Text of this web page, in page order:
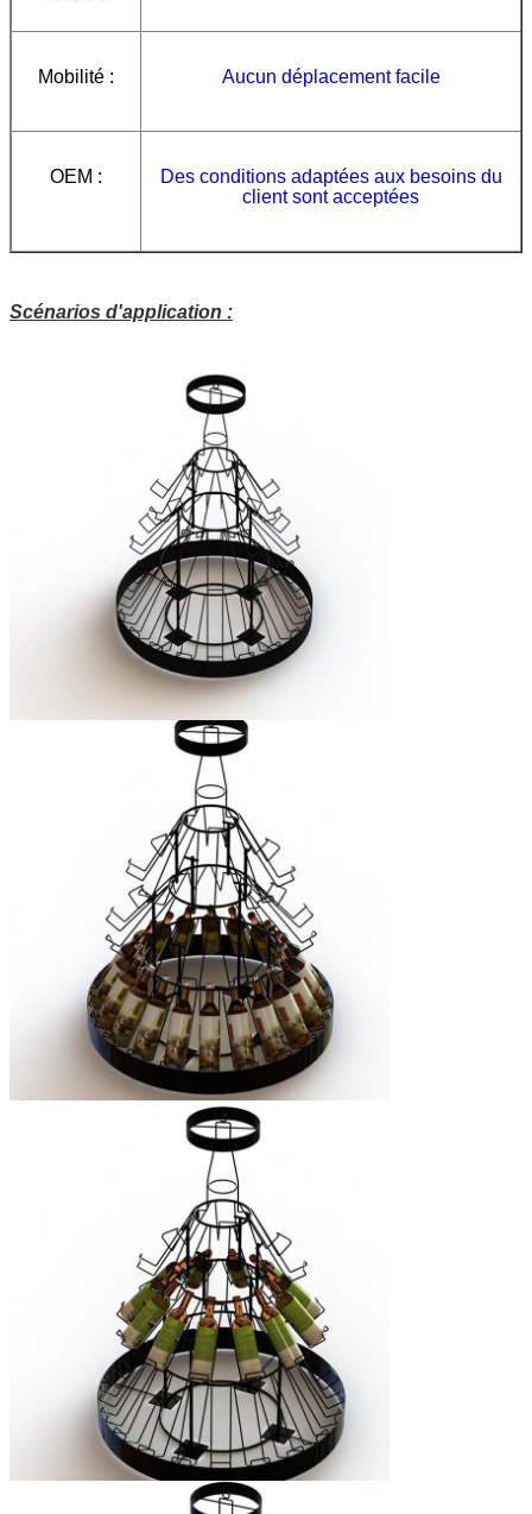
Mobilité : Aucun déplacement facile
OEM :
Des conditions adaptées aux besoins du
client sont acceptées
Scénarios d'application :